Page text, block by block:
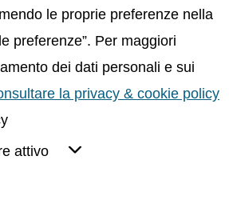
le proprie preferenze nella
preferenze”. Per maggiori
dei dati personali e sui
la privacy & cookie policy
attivo